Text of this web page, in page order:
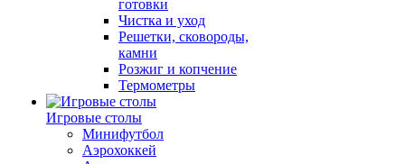
готовки
Чистка и уход
Решетки, сковороды,
камни
Розжиг и копчение
Термометры
Игровые столы
Минифутбол
Аэрохоккей